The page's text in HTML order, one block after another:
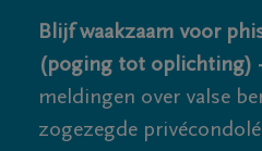
Blijf waakzaam voor
(poging tot oplichting)
meldingen over valse
zogezegde